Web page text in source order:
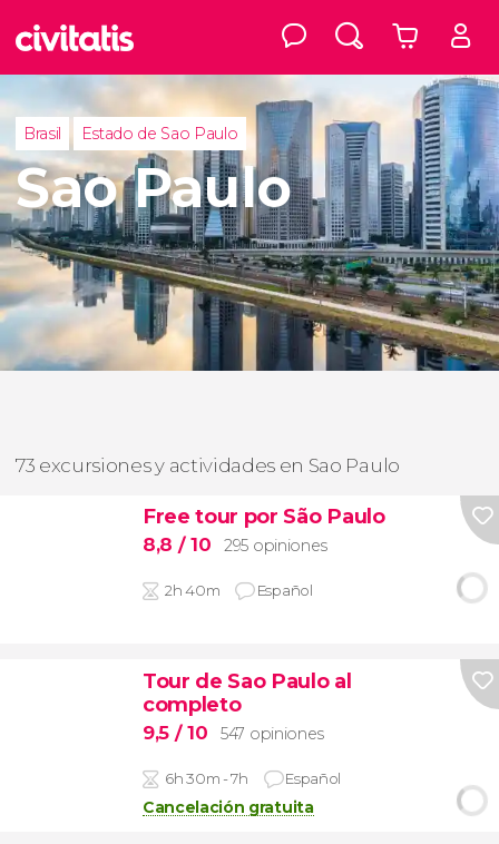
Brasil Estado de Sao Paulo
Sao Paulo
73 excursiones y actividades en Sao Paulo
Free tour por São Paulo
8,8 / 10 295 opiniones
2h 40m Español
Tour de Sao Paulo al
completo
9,5 / 10 547 opiniones
6h 30m - 7h Español
Cancelación gratuita